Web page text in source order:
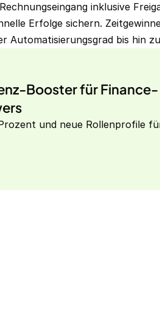
inklusive
Erfolge sichern.
bis hin zu
Booster für Finance-
und neue Rollenprofile